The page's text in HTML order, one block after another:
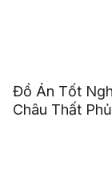
Đồ Án Tốt
Châu Thất